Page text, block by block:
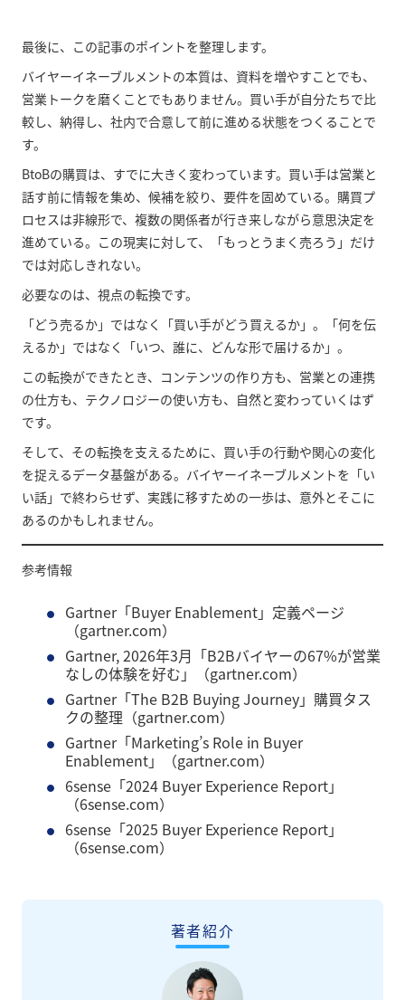
最後に、この記事のポイントを整理します。
バイヤーイネーブルメントの本質は、資料を増やすことでも、
営業トークを磨くことでもありません。買い手が自分たちで比
較し、納得し、社内で合意して前に進める状態をつくることで
す。
BtoBの購買は、すでに大きく変わっています。買い手は営業と
話す前に情報を集め、候補を絞り、要件を固めている。購買プ
ロセスは非線形で、複数の関係者が行き来しながら意思決定を
進めている。この現実に対して、「もっとうまく売ろう」だけ
では対応しきれない。
必要なのは、視点の転換です。
「どう売るか」ではなく「買い手がどう買えるか」。「何を伝
えるか」ではなく「いつ、誰に、どんな形で届けるか」。
この転換ができたとき、コンテンツの作り方も、営業との連携
の仕方も、テクノロジーの使い方も、自然と変わっていくはず
です。
そして、その転換を支えるために、買い手の行動や関心の変化
を捉えるデータ基盤がある。バイヤーイネーブルメントを「い
い話」で終わらせず、実践に移すための一歩は、意外とそこに
あるのかもしれません。
参考情報
Gartner「Buyer Enablement」定義ページ
（gartner.com）
Gartner, 2026年3月「B2Bバイヤーの67%が営業
なしの体験を好む」（gartner.com）
Gartner「The B2B Buying Journey」購買タス
クの整理（gartner.com）
Gartner「Marketing’s Role in Buyer
Enablement」（gartner.com）
6sense「2024 Buyer Experience Report」
（6sense.com）
6sense「2025 Buyer Experience Report」
（6sense.com）
著者紹介